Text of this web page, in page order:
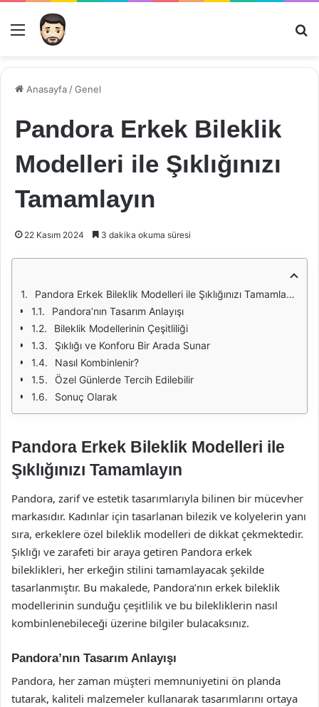
Menü
Anasayfa /Genel
Pandora Erkek Bileklik
Modelleri ile Şıklığınızı
Tamamlayın
22 Kasım 2024 3 dakika okuma süresi
Pandora Erkek Bileklik Modelleri ile Şıklığınızı Tamamlayın
Pandora’nın Tasarım Anlayışı
Bileklik Modellerinin Çeşitliliği
Şıklığı ve Konforu Bir Arada Sunar
Nasıl Kombinlenir?
Özel Günlerde Tercih Edilebilir
Sonuç Olarak
Pandora Erkek Bileklik Modelleri ile
Şıklığınızı Tamamlayın
Pandora, zarif ve estetik tasarımlarıyla bilinen bir mücevher
markasıdır. Kadınlar için tasarlanan bilezik ve kolyelerin yanı
sıra, erkeklere özel bileklik modelleri de dikkat çekmektedir.
Şıklığı ve zarafeti bir araya getiren Pandora erkek
bileklikleri, her erkeğin stilini tamamlayacak şekilde
tasarlanmıştır. Bu makalede, Pandora’nın erkek bileklik
modellerinin sunduğu çeşitlilik ve bu bilekliklerin nasıl
kombinlenebileceği üzerine bilgiler bulacaksınız.
Pandora’nın Tasarım Anlayışı
Pandora, her zaman müşteri memnuniyetini ön planda
tutarak, kaliteli malzemeler kullanarak tasarımlarını ortaya